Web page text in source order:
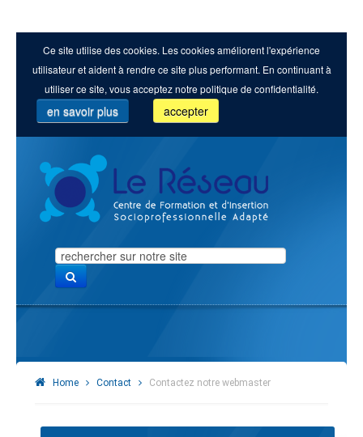
Ce site utilise des cookies. Les cookies améliorent l'expérience
utilisateur et aident à rendre ce site plus performant. En continuant à
utiliser ce site, vous acceptez notre politique de confidentialité.
en savoir plus accepter
Search
...
Home Contact Contactez notre webmaster